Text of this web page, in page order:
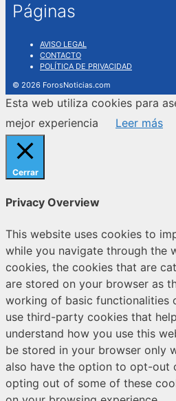
Páginas
AVISO LEGAL
CONTACTO
POLÍTICA DE PRIVACIDAD
© 2026 ForosNoticias.com
Esta web utiliza cookies para
mejor experiencia
Leer más
Cerrar
Privacy Overview
This website uses cookies to
while you navigate through the
cookies, the cookies that are
are stored on your browser as
working of basic functionalities
use third-party cookies that
understand how you use this
be stored in your browser only
also have the option to opt-out
opting out of some of these